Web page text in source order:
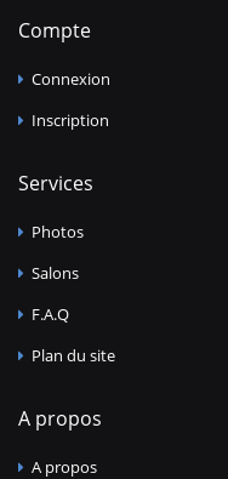
Compte
Connexion
Inscription
Services
Photos
Salons
F.A.Q
Plan du site
A propos
A propos